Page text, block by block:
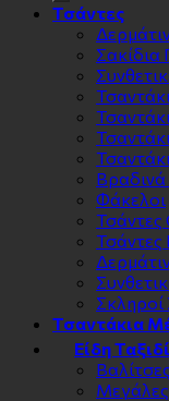
Τσάντες
Σακίδια
Βραδινά
Φάκελοι
Τσάντες
Τσαντάκια
Είδη